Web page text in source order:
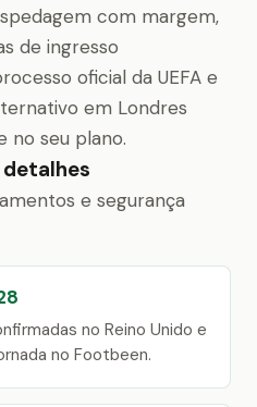
com margem,
de ingresso
oficial da UEFA e
em Londres
no seu plano.
e segurança
no Reino Unido e
no Footbeen.